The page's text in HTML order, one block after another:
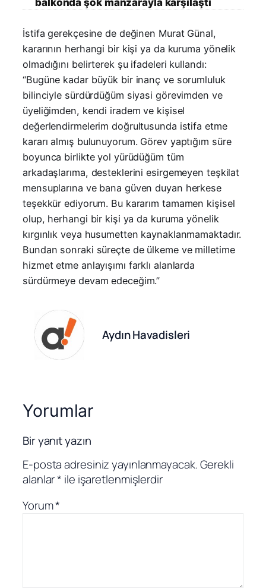
balkonda şok manzarayla karşılaştı
İstifa gerekçesine de değinen Murat Günal,
kararının herhangi bir kişi ya da kuruma yönelik
olmadığını belirterek şu ifadeleri kullandı:
“Bugüne kadar büyük bir inanç ve sorumluluk
bilinciyle sürdürdüğüm siyasi görevimden ve
üyeliğimden, kendi iradem ve kişisel
değerlendirmelerim doğrultusunda istifa etme
kararı almış bulunuyorum. Görev yaptığım süre
boyunca birlikte yol yürüdüğüm tüm
arkadaşlarıma, desteklerini esirgemeyen teşkilat
mensuplarına ve bana güven duyan herkese
teşekkür ediyorum. Bu kararım tamamen kişisel
olup, herhangi bir kişi ya da kuruma yönelik
kırgınlık veya husumetten kaynaklanmamaktadır.
Bundan sonraki süreçte de ülkeme ve milletime
hizmet etme anlayışımı farklı alanlarda
sürdürmeye devam edeceğim.”
Aydın Havadisleri
Yorumlar
Bir yanıt yazın
E-posta adresiniz yayınlanmayacak.Gerekli
alanlar* ile işaretlenmişlerdir
Yorum*